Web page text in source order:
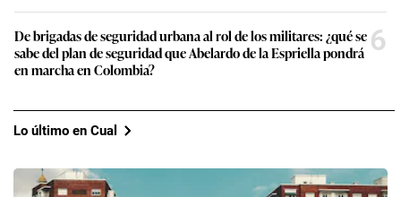
De brigadas de seguridad urbana al rol de los militares: ¿qué se
sabe del plan de seguridad que Abelardo de la Espriella pondrá
en marcha en Colombia?
6
Lo último en Cual